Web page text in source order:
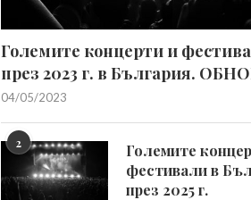
Големите концерти и
през 2023 г. в България.
04/05/2023
2
Големите
фестивали в
през 2025 г.